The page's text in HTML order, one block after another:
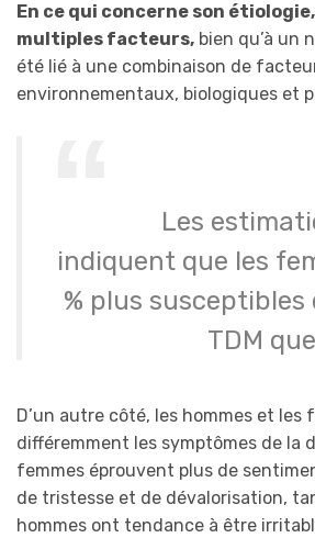
En ce qui concerne son
multiples facteurs, bien qu’à un
été lié à une combinaison de
environnementaux, biologiques et
Les
indiquent que les
% plus
TDM
D’un autre côté, les hommes et les
différemment les symptômes de la
femmes éprouvent plus de
de tristesse et de dévalorisation,
hommes ont tendance à être